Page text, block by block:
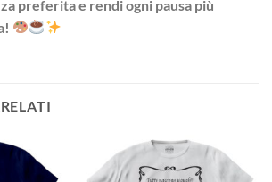
preferita e rendi ogni pausa più